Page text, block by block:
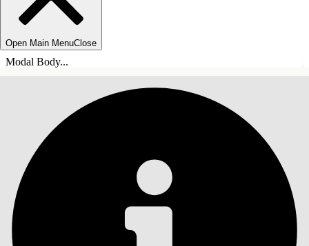
Open Main MenuClose
Modal Body...
INHALT